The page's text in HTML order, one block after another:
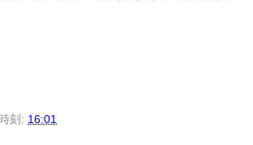
時刻: 16:01